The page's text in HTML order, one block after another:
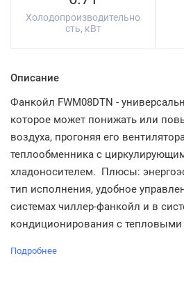
Холодопроизводительно
сть, кВт
Описание
Фанкойл FWM08DTN -
которое может понижать или
воздуха, прогоняя его
теплообменника с
хладоносителем. Плюсы:
тип исполнения, удобное
системах чиллер-фанкойл и в
кондиционирования с тепловыми
Подробнее